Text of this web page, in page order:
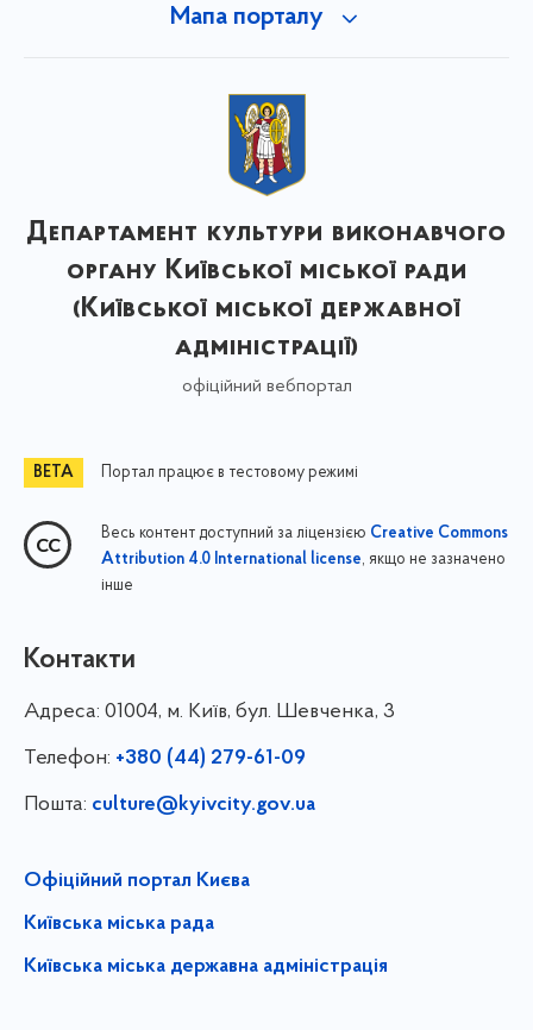
Мапа порталу
Департамент культури виконавчого
органу Київської міської ради
(Київської міської державної
адміністрації)
офіційний вебпортал
Портал працює в тестовому режимі
Весь контент доступний за ліцензією Creative Commons
Attribution 4.0 International license, якщо не зазначено
інше
Контакти
Адреса: 01004, м. Київ, бул. Шевченка, 3
Телефон: +380 (44) 279-61-09
Пошта: culture@kyivcity.gov.ua
Офіційний портал Києва
Київська міська рада
Київська міська державна адміністрація